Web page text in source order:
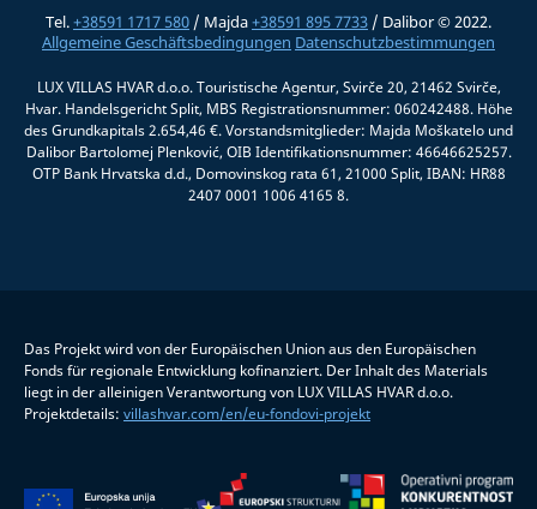
Tel.+38591 1717 580 / Majda+38591 895 7733 / Dalibor © 2022.
Allgemeine Geschäftsbedingungen Datenschutzbestimmungen
LUX VILLAS HVAR d.o.o. Touristische Agentur, Svirče 20, 21462 Svirče,
Hvar. Handelsgericht Split, MBS Registrationsnummer: 060242488. Höhe
des Grundkapitals 2.654,46 €. Vorstandsmitglieder: Majda Moškatelo und
Dalibor Bartolomej Plenković, OIB Identifikationsnummer: 46646625257.
OTP Bank Hrvatska d.d., Domovinskog rata 61, 21000 Split, IBAN: HR88
2407 0001 1006 4165 8.
Das Projekt wird von der Europäischen Union aus den Europäischen
Fonds für regionale Entwicklung kofinanziert. Der Inhalt des Materials
liegt in der alleinigen Verantwortung von LUX VILLAS HVAR d.o.o.
Projektdetails: villashvar.com/en/eu-fondovi-projekt